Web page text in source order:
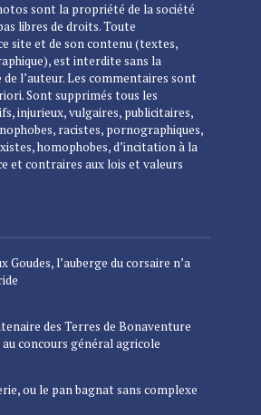
sont la propriété de la société
libres de droits. Toute
site et de son contenu (textes,
est interdite sans la
l’auteur. Les commentaires sont
Sont supprimés tous les
injurieux, vulgaires, publicitaires,
racistes, pornographiques,
homophobes, d’incitation à la
et contraires aux lois et valeurs
Goudes, l’auberge du corsaire n’a
des Terres de Bonaventure
au concours général agricole
ou le pan bagnat sans complexe